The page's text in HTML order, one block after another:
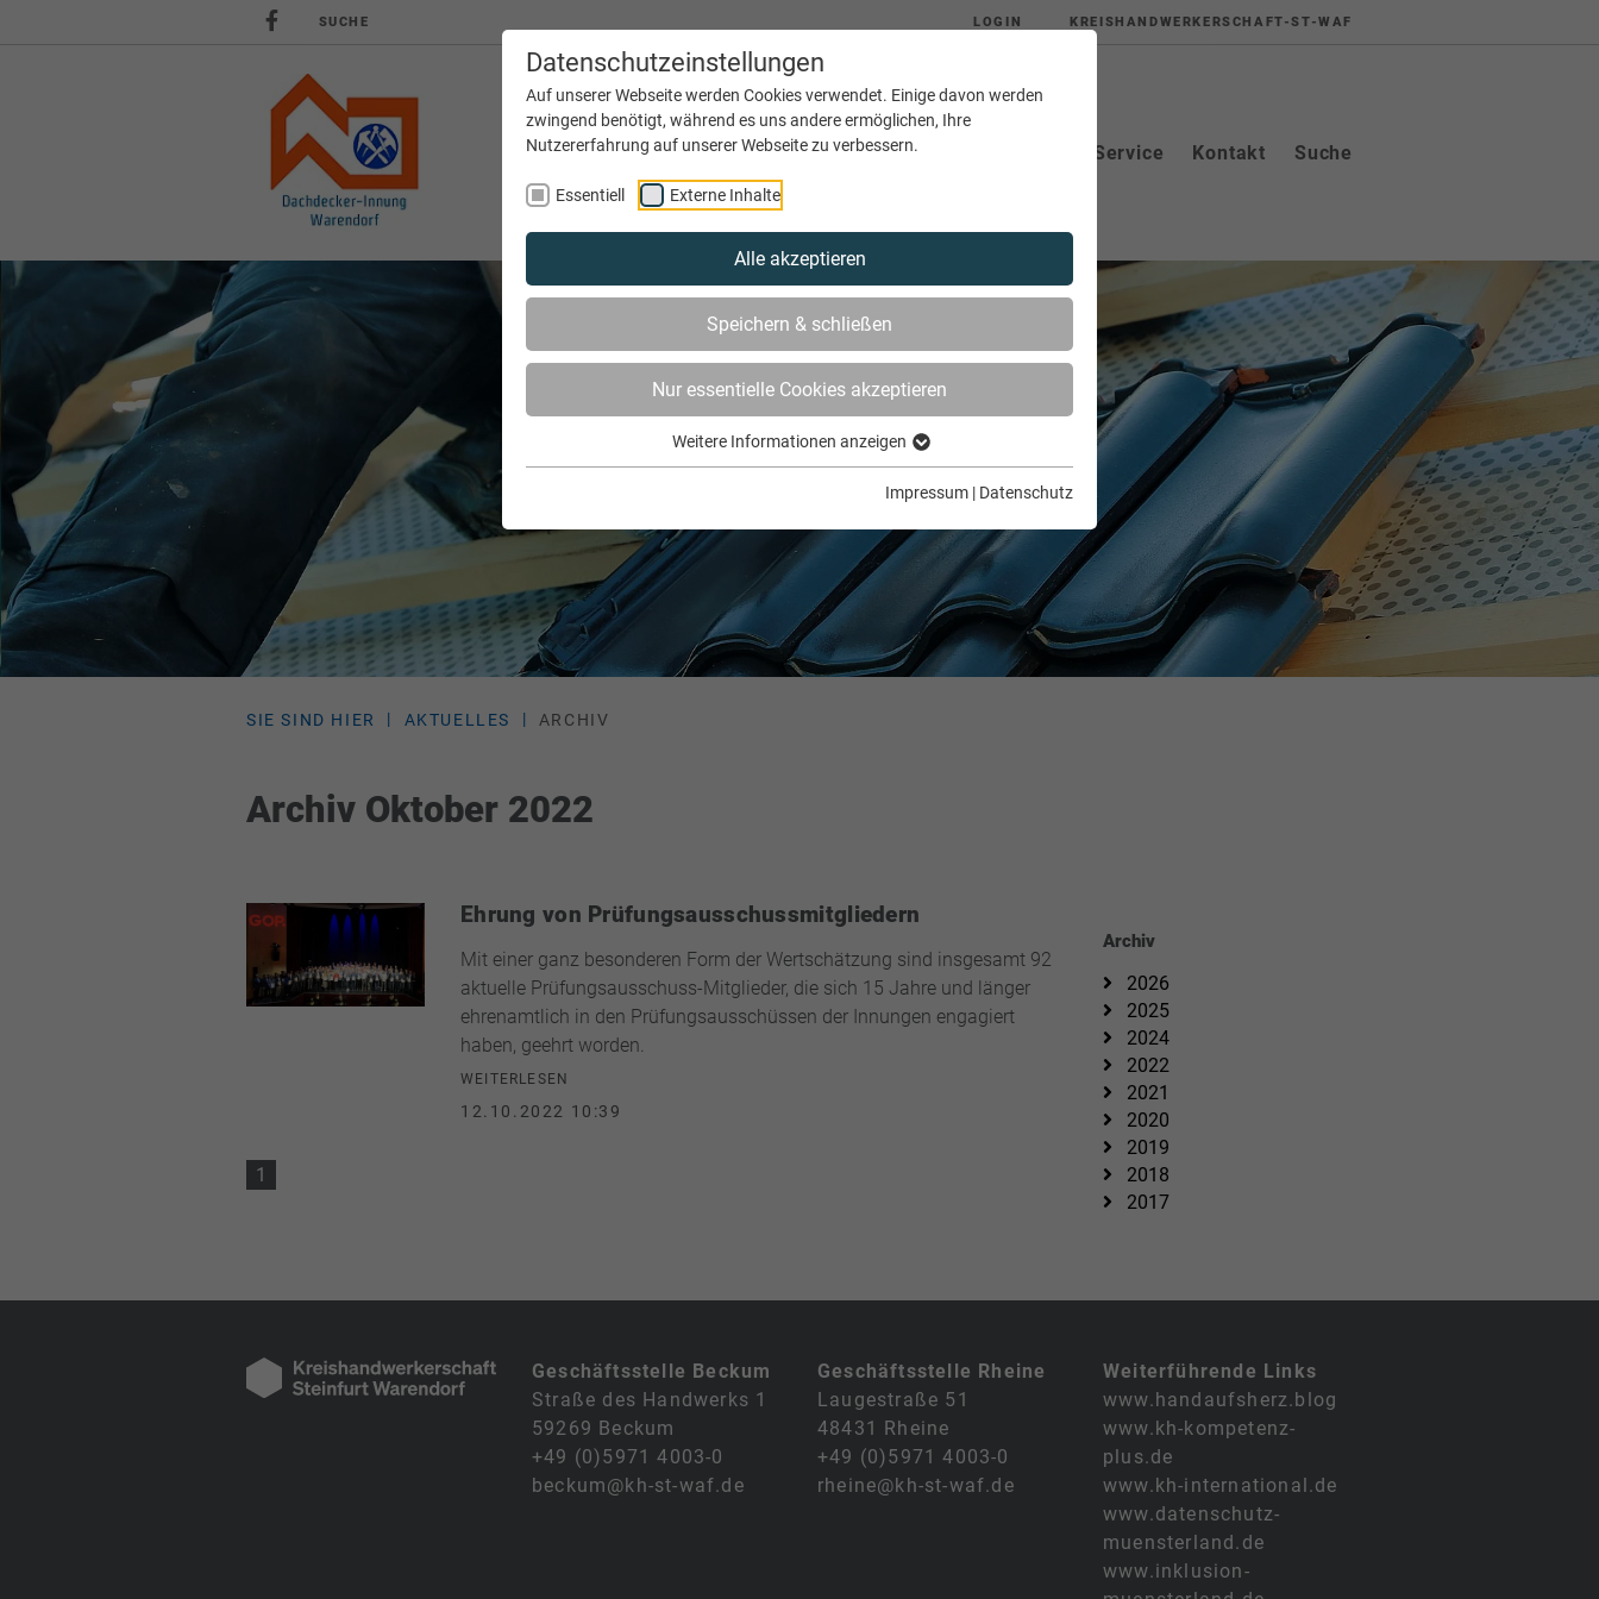
Datenschutzeinstellungen
Auf unserer Webseite werden Cookies verwendet. Einige davon werden
zwingend benötigt, während es uns andere ermöglichen, Ihre
Nutzererfahrung auf unserer Webseite zu verbessern.
Essentiell Externe Inhalte
Alle akzeptieren
Speichern & schließen
Nur essentielle Cookies akzeptieren
Weitere Informationen anzeigen
Impressum | Datenschutz
SUCHE LOGIN KREISHANDWERKERSCHAFT-ST-WAF
Aktuelles(current)
Ausbildung Service Kontakt Suche
SIE SIND HIER AKTUELLES ARCHIV
Archiv Oktober 2022
Ehrung von Prüfungsausschussmitgliedern
Mit einer ganz besonderen Form der Wertschätzung sind insgesamt 92
aktuelle Prüfungsausschuss-Mitglieder, die sich 15 Jahre und länger
ehrenamtlich in den Prüfungsausschüssen der Innungen engagiert
haben, geehrt worden.
WEITERLESEN
12.10.2022 10:39
1
Archiv
2026
2025
2024
2022
2021
2020
2019
2018
2017
Geschäftsstelle Beckum
Straße des Handwerks 1
59269 Beckum
+49 (0)5971 4003-0
beckum@kh-st-waf.de
Geschäftsstelle Rheine
Laugestraße 51
48431 Rheine
+49 (0)5971 4003-0
rheine@kh-st-waf.de
Weiterführende Links
www.handaufsherz.blog
www.kh-kompetenz-
plus.de
www.kh-international.de
www.datenschutz-
muensterland.de
www.inklusion-